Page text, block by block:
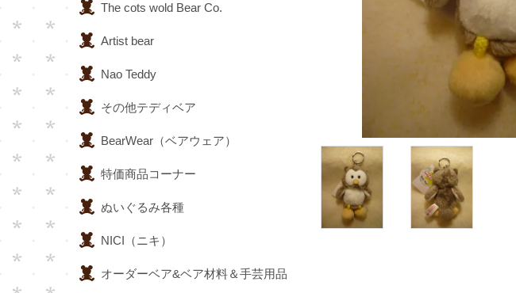
The cots wold Bear Co.
Artist bear
Nao Teddy
その他テディベア
BearWear（ベアウェア）
特価商品コーナー
ぬいぐるみ各種
NICI（ニキ）
オーダーベア&ベア材料＆手芸用品